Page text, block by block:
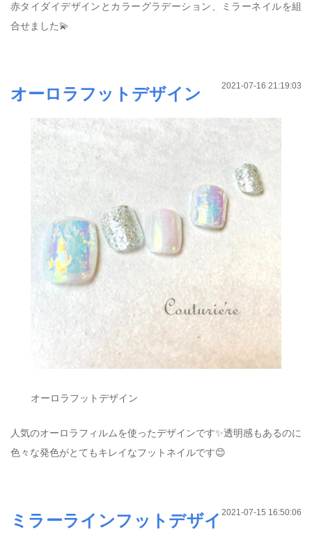
赤タイダイデザインとカラーグラデーション、ミラーネイルを組
合せました💫
2021-07-16 21:19:03
オーロラフットデザイン
オーロラフットデザイン
人気のオーロラフィルムを使ったデザインです✨透明感もあるのに
色々な発色がとてもキレイなフットネイルです😊
2021-07-15 16:50:06
ミラーラインフットデザイ